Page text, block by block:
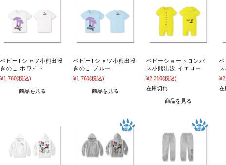
ベビーTシャツ小熊出没
きのこ ホワイト
¥1,760(税込)
商品を見る
ベビーTシャツ小熊出没
きのこ ブルー
¥1,760(税込)
商品を見る
ベビーショートロンパ
ス小熊出没 イエロー
¥2,310(税込)
在庫切れ
商品を見る
ベ
在